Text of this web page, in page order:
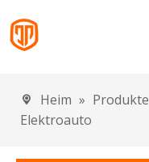
Heim » Produkte
Elektroauto